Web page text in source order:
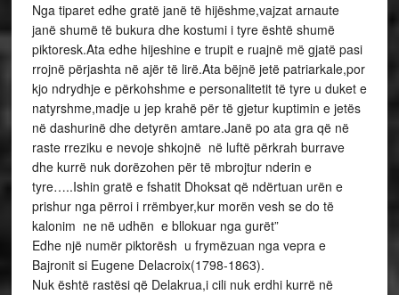
Nga tiparet edhe gratë janë të hijëshme,vajzat arnaute
janë shumë të bukura dhe kostumi i tyre është shumë
piktoresk.Ata edhe hijeshine e trupit e ruajnë më gjatë pasi
rrojnë përjashta në ajër të lirë.Ata bëjnë jetë patriarkale,por
kjo ndrydhje e përkohshme e personalitetit të tyre u duket e
natyrshme,madje u jep krahë për të gjetur kuptimin e jetës
në dashurinë dhe detyrën amtare.Janë po ata gra që në
raste rreziku e nevoje shkojnë në luftë përkrah burrave
dhe kurrë nuk dorëzohen për të mbrojtur nderin e
tyre…..Ishin gratë e fshatit Dhoksat që ndërtuan urën e
prishur nga përroi i rrëmbyer,kur morën vesh se do të
kalonim ne në udhën e bllokuar nga gurët”
Edhe një numër piktorësh u frymëzuan nga vepra e
Bajronit si Eugene Delacroix(1798-1863).
Nuk është rastësi që Delakrua,i cili nuk erdhi kurrë në